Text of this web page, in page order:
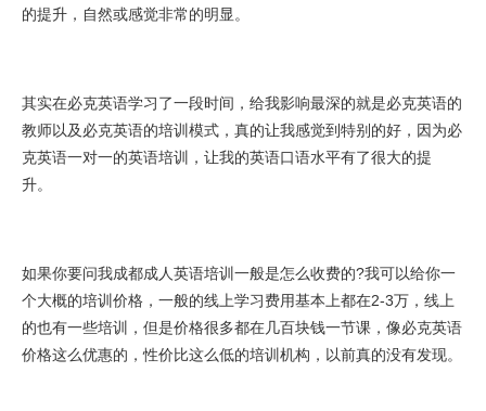
的提升，自然或感觉非常的明显。
其实在必克英语学习了一段时间，给我影响最深的就是必克英语的
教师以及必克英语的培训模式，真的让我感觉到特别的好，因为必
克英语一对一的英语培训，让我的英语口语水平有了很大的提
升。
如果你要问我成都成人英语培训一般是怎么收费的?我可以给你一
个大概的培训价格，一般的线上学习费用基本上都在2-3万，线上
的也有一些培训，但是价格很多都在几百块钱一节课，像必克英语
价格这么优惠的，性价比这么低的培训机构，以前真的没有发现。